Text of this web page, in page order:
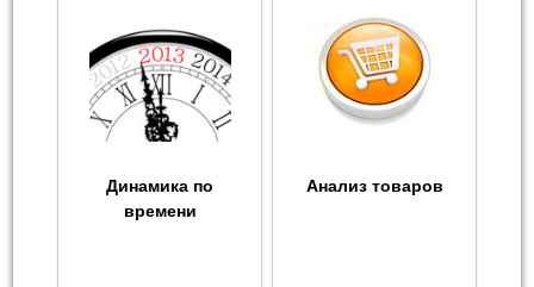
Динамика по
времени
Анализ товаров